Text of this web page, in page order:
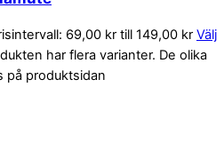
69,00 kr till 149,00 kr Välj
har flera varianter. De olika
på produktsidan